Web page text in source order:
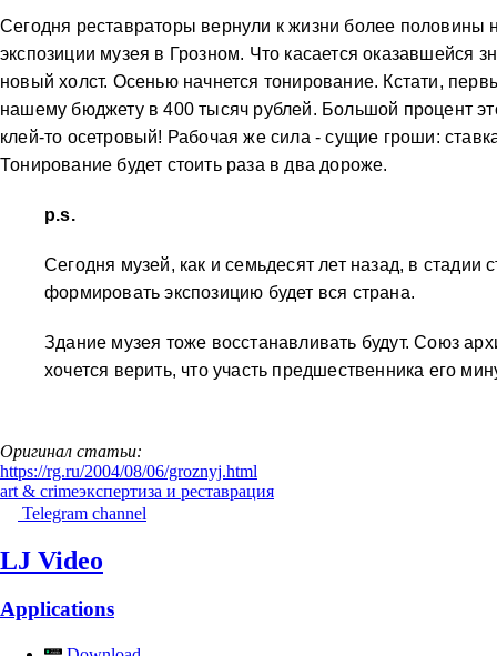
Сегодня реставраторы вернули к жизни более половины
экспозиции музея в Грозном. Что касается оказавшейся
новый холст. Осенью начнется тонирование. Кстати,
нашему бюджету в 400 тысяч рублей. Большой процент
клей-то осетровый! Рабочая же сила - сущие гроши:
Тонирование будет стоить раза в два дороже.
p.s.
Сегодня музей, как и семьдесят лет назад, в
формировать экспозицию будет вся страна.
Здание музея тоже восстанавливать будут. Союз
хочется верить, что участь предшественника его
Оригинал статьи:
https://rg.ru/2004/08/06/groznyj.html
art & crimeэкспертиза и реставрация
Telegram channel
LJ Video
Applications